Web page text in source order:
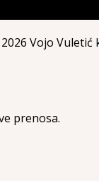
Vojo Vuletić
prenosa.